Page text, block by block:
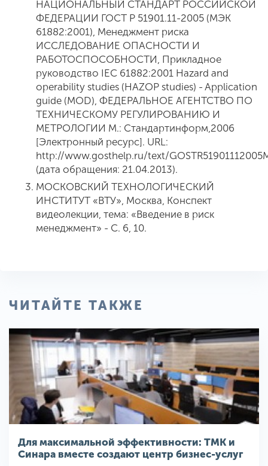
НАЦИОНАЛЬНЫЙ СТАНДАРТ РОССИЙСКОЙ
ФЕДЕРАЦИИ ГОСТ Р 51901.11-2005 (МЭК
61882:2001), Менеджмент риска
ИССЛЕДОВАНИЕ ОПАСНОСТИ И
РАБОТОСПОСОБНОСТИ, Прикладное
руководство IEC 61882:2001 Hazard and
operability studies (HAZOP studies) - Application
guide (MOD), ФЕДЕРАЛЬНОЕ АГЕНТСТВО ПО
ТЕХНИЧЕСКОМУ РЕГУЛИРОВАНИЮ И
МЕТРОЛОГИИ М.: Стандартинформ,2006
[Электронный ресурс]. URL:
http://www.gosthelp.ru/text/
(дата обращения: 21.04.2013).
МОСКОВСКИЙ ТЕХНОЛОГИЧЕСКИЙ
ИНСТИТУТ «ВТУ», Москва, Конспект
видеолекции, тема: «Введение в риск
менеджмент» - С. 6, 10.
ЧИТАЙТЕ ТАКЖЕ
Для максимальной эффективности: ТМК и
Синара вместе создают центр бизнес-услуг